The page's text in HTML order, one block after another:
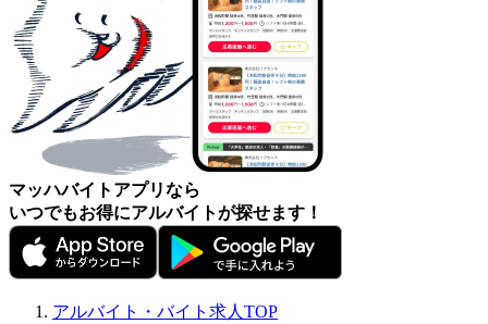
マッハバイトアプリなら
いつでもお得にアルバイトが探せます！
アルバイト・バイト求人TOP